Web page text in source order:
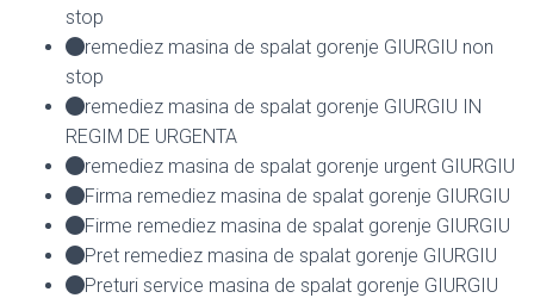
stop
remediez masina de spalat gorenje GIURGIU non
stop
remediez masina de spalat gorenje GIURGIU IN
REGIM DE URGENTA
remediez masina de spalat gorenje urgent GIURGIU
Firma remediez masina de spalat gorenje GIURGIU
Firme remediez masina de spalat gorenje GIURGIU
Pret remediez masina de spalat gorenje GIURGIU
Preturi service masina de spalat gorenje GIURGIU